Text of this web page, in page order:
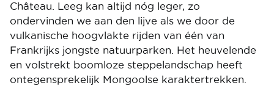
Château. Leeg kan altijd nóg leger, zo
ondervinden we aan den lijve als we door de
vulkanische hoogvlakte rijden van één van
Frankrijks jongste natuurparken. Het heuvelende
en volstrekt boomloze steppelandschap heeft
ontegensprekelijk Mongoolse karaktertrekken.